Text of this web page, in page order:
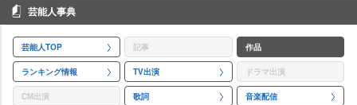
芸能人事典
芸能人TOP 記事 作品
ランキング情報 TV出演 ドラマ出演
CM出演 歌詞 音楽配信